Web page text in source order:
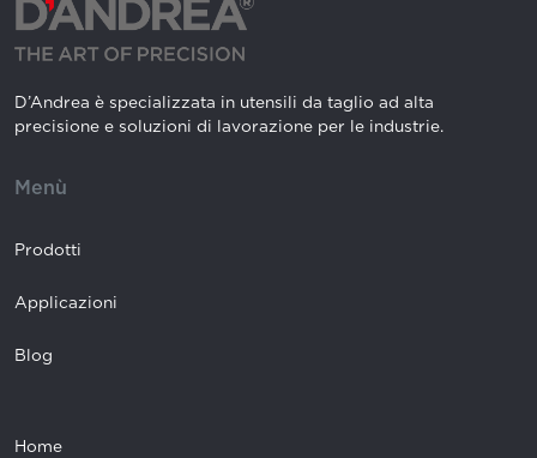
D’Andrea è specializzata in utensili da taglio ad alta
precisione e soluzioni di lavorazione per le industrie.
Menù
Prodotti
Applicazioni
Blog
Home